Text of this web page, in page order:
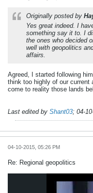
Originally posted by
Yes great indeed. I
something say it to. I
the ones who decided
well with geopolitics
affairs.
Agreed, I started following
think too highly of our current
come to reality those lands
Last edited by Shant03; 04-
04-10-2015, 05:26 PM
Re: Regional geopolitics